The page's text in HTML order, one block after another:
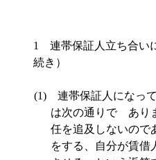
1
連帯保証人立ち合い
続き）
(1)連帯保証人になって
は次の通りで あり
任を追及しないので
をする、自分が賃借